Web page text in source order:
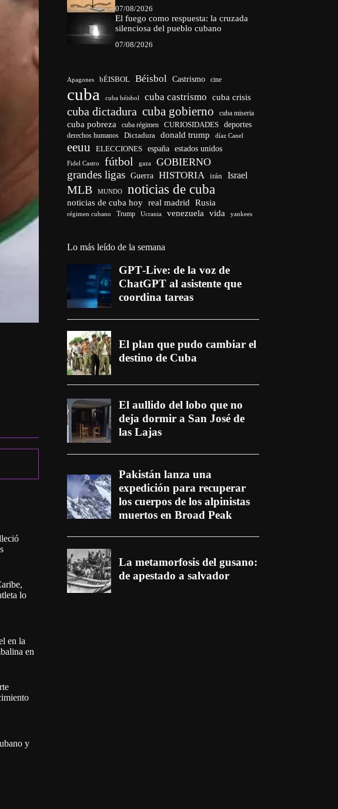
lo
en la
en
y
07/08/2026
El fuego como respuesta: la cruzada
silenciosa del pueblo cubano
07/08/2026
Apagones bÉISBOL Béisbol Castrismo cine
cuba cuba béisbol cuba castrismo cuba crisis
cuba dictadura cuba gobierno cuba miseria
cuba pobreza cuba régimen CURIOSIDADES deportes
derechos humanos Dictadura donald trump díaz Canel
eeuu ELECCIONES españa estados unidos
Fidel Castro fútbol gaza GOBIERNO
grandes ligas Guerra HISTORIA irán Israel
MLB MUNDO noticias de cuba
noticias de cuba hoy real madrid Rusia
régimen cubano Trump Ucrania venezuela vida yankees
Lo más leído de la semana